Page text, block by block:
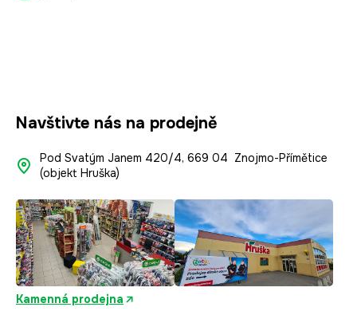
Navštivte nás na prodejně
Pod Svatým Janem 420/4, 669 04 Znojmo-Přímětice
(objekt Hruška)
Kamenná prodejna